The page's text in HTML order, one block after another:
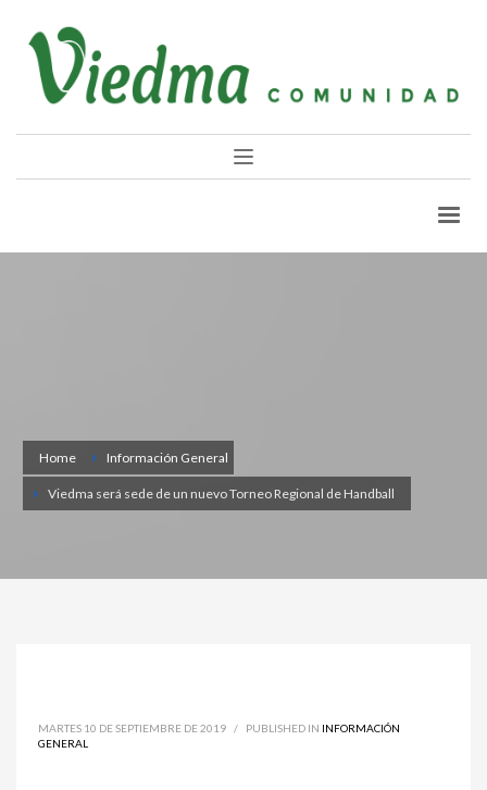
Home Información General
Viedma será sede de un nuevo Torneo Regional de Handball
MARTES 10 DE SEPTIEMBRE DE 2019 / PUBLISHED IN INFORMACIÓN
GENERAL